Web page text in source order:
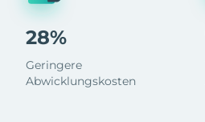
28%
Geringere
Abwicklungskosten